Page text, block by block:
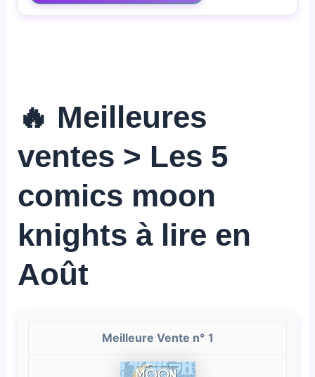
🔥 Meilleures
ventes > Les 5
comics moon
knights à lire en
Août
1